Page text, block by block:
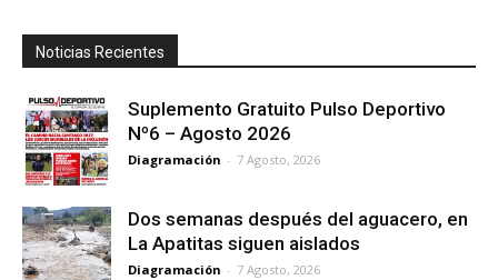
Noticias Recientes
Suplemento Gratuito Pulso Deportivo
Nº6 – Agosto 2026
Diagramación - 7 Agosto, 2026
Dos semanas después del aguacero, en
La Apatitas siguen aislados
Diagramación - 7 Agosto, 2026